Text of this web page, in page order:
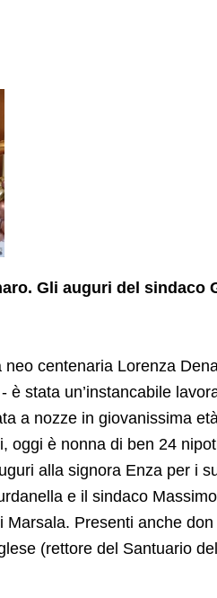
Gli auguri del sindaco
neo centenaria Lorenza
è stata un’instancabile
a nozze in giovanissima
oggi è nonna di ben 24
alla signora Enza per i
e il sindaco
Marsala. Presenti anche
(rettore del Santuario